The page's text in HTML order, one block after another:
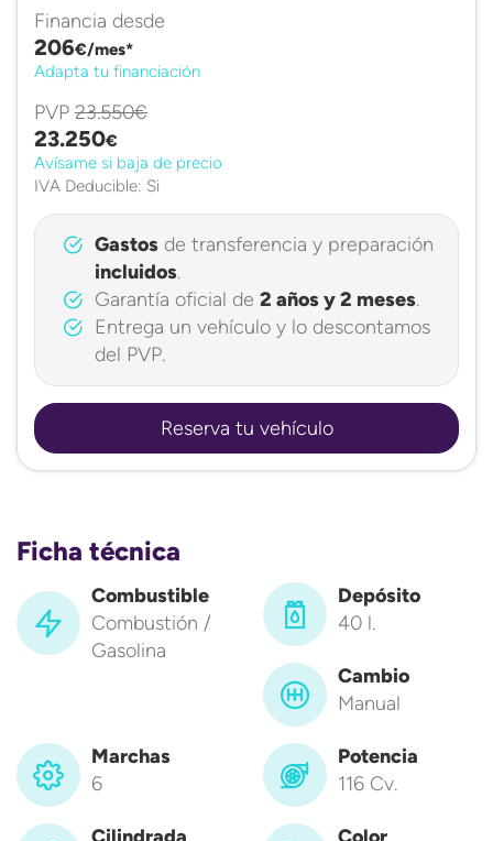
Financia desde
206€/mes*
Adapta tu financiación
PVP 23.550€
23.250€
Avísame si baja de precio
IVA Deducible: Si
Gastosde transferencia y preparación
incluidos.
Garantía oficial de 2 años y 2 meses.
Entrega un vehículo y lo descontamos
del PVP.
Reserva tu vehículo
Ficha técnica
Combustible
Combustión /
Gasolina
Depósito
40 l.
Cambio
Manual
Marchas
6
Potencia
116 Cv.